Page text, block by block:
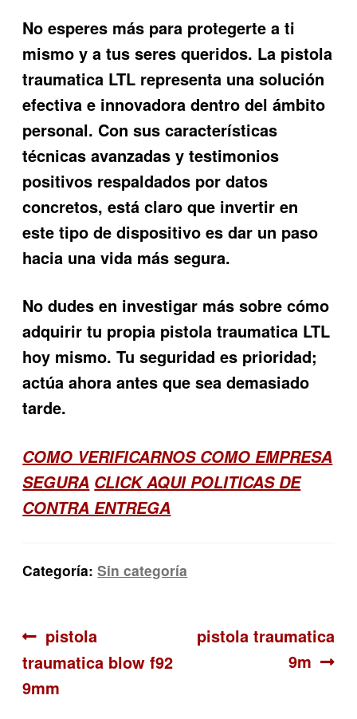
No esperes más para protegerte a ti
mismo y a tus seres queridos. La pistola
traumatica LTL representa una solución
efectiva e innovadora dentro del ámbito
personal. Con sus características
técnicas avanzadas y testimonios
positivos respaldados por datos
concretos, está claro que invertir en
este tipo de dispositivo es dar un paso
hacia una vida más segura.
No dudes en investigar más sobre cómo
adquirir tu propia pistola traumatica LTL
hoy mismo. Tu seguridad es prioridad;
actúa ahora antes que sea demasiado
tarde.
COMO VERIFICARNOS COMO EMPRESA
SEGURA CLICK AQUI POLITICAS DE
CONTRA ENTREGA
Categoría:Sin categoría
Navegación
de
Anterior:
pistola
traumatica blow f92
9mm
Siguiente:
pistola traumatica
9m